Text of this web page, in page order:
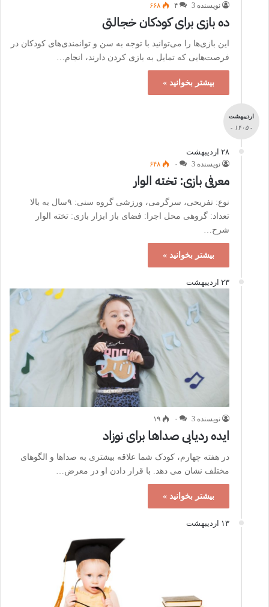
نویسنده 3 ۴ ۶۶۸
ده بازی برای کودکان خجالتی
این بازی‌ها را می‌توانید با توجه به سن و توانمندی‌های کودکان در
فرصت‌هایی که تمایل به بازی کردن دارند، انجام…
بیشتر بخوانید »
اردیبهشت
- ۱۴۰۵ -
۲۸ اردیبهشت
نویسنده 3 ۰ ۶۴۸
معرفی بازی: تخته الوار
نوع: تفریحی، سرگرمی، ورزشی گروه سنی: ۹سال به بالا
تعداد: گروهی محل اجرا: فضای باز ابزار بازی: تخته الوار
شرح…
بیشتر بخوانید »
۲۳ اردیبهشت
نویسنده 3 ۰ ۱۹
ایده ردیابی صداها برای نوزاد
در هفته چهارم، کودک شما علاقه بیشتری به صداها و الگوهای
مختلف نشان می دهد. با قرار دادن او در معرض…
بیشتر بخوانید »
۱۳ اردیبهشت